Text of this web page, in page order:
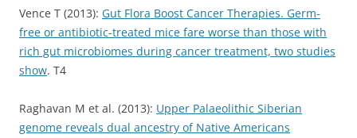
Vence T (2013): Gut Flora Boost Cancer Therapies. Germ-
free or antibiotic-treated mice fare worse than those with
rich gut microbiomes during cancer treatment, two studies
show. T4
Raghavan M et al. (2013): Upper Palaeolithic Siberian
genome reveals dual ancestry of Native Americans